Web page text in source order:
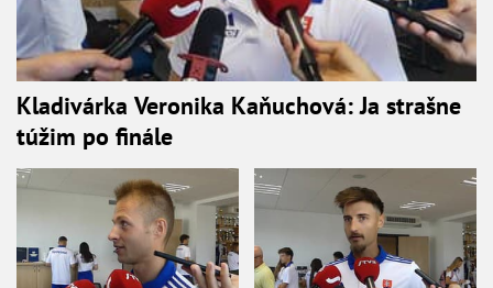
Kladivárka Veronika Kaňuchová: Ja strašne
túžim po finále